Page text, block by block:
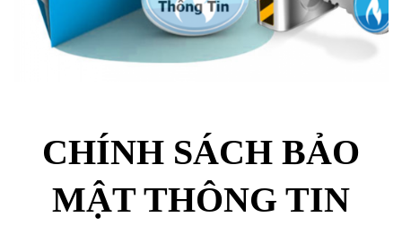
CHÍNH SÁCH BẢO
MẬT THÔNG TIN